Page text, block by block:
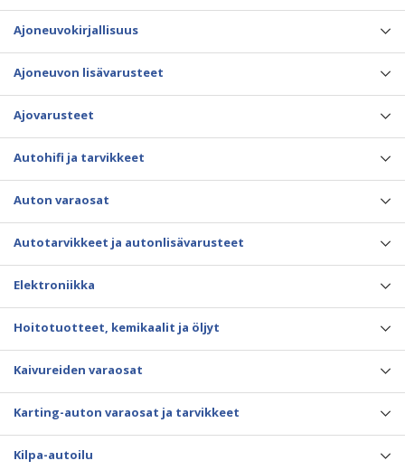
Ajoneuvokirjallisuus
Ajoneuvon lisävarusteet
Ajovarusteet
Autohifi ja tarvikkeet
Auton varaosat
Autotarvikkeet ja autonlisävarusteet
Elektroniikka
Hoitotuotteet, kemikaalit ja öljyt
Kaivureiden varaosat
Karting-auton varaosat ja tarvikkeet
Kilpa-autoilu